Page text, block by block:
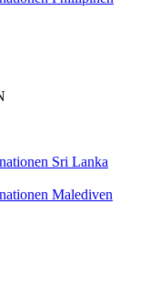
Sri Lanka
Malediven